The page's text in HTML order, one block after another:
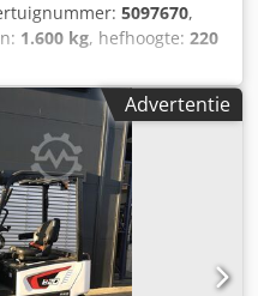
5097670,
1.600 kg, hefhoogte: 220
1.300 mm,
1.150 mm,
Serienummer: OBWN3-
accu: 25,6 V, 150
Advertentie